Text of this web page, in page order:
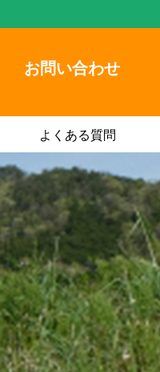
お問い合わせ
よくある質問